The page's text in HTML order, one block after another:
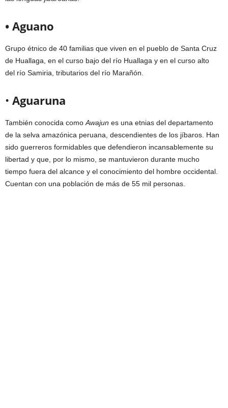
• Aguano
Grupo étnico de 40 familias que viven en el pueblo de Santa Cruz
de Huallaga, en el curso bajo del río Huallaga y en el curso alto
del río Samiria, tributarios del río Marañón.
• Aguaruna
También conocida como Awajun es una etnias del departamento
de la selva amazónica peruana, descendientes de los jíbaros. Han
sido guerreros formidables que defendieron incansablemente su
libertad y que, por lo mismo, se mantuvieron durante mucho
tiempo fuera del alcance y el conocimiento del hombre occidental.
Cuentan con una población de más de 55 mil personas.